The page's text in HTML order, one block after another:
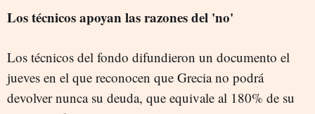
Los técnicos apoyan las razones del 'no'
Los técnicos del fondo difundieron un documento el
jueves en el que reconocen que Grecia no podrá
devolver nunca su deuda, que equivale al 180% de su